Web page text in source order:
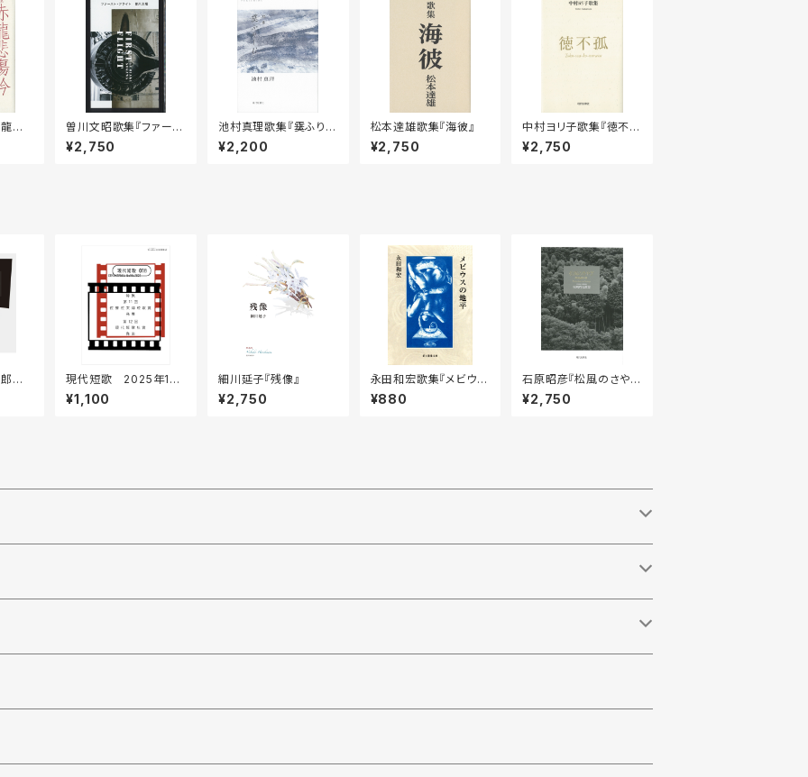
悲
曽川文昭歌集『ファース
ト・フライト』
¥2,750
池村真理歌集『霙ふりし
む』
¥2,200
松本達雄歌集『海彼』
¥2,750
中村ヨリ子歌集『徳不孤
（とくはこならず）』
¥2,750
全
現代短歌 2025年1月
号（No.106）
¥1,100
細川延子『残像』
¥2,750
永田和宏歌集『メビウス
の地平』［第二版］
¥880
石原昭彦『松風のさやぎ
ー四国遍路の歌』
¥2,750